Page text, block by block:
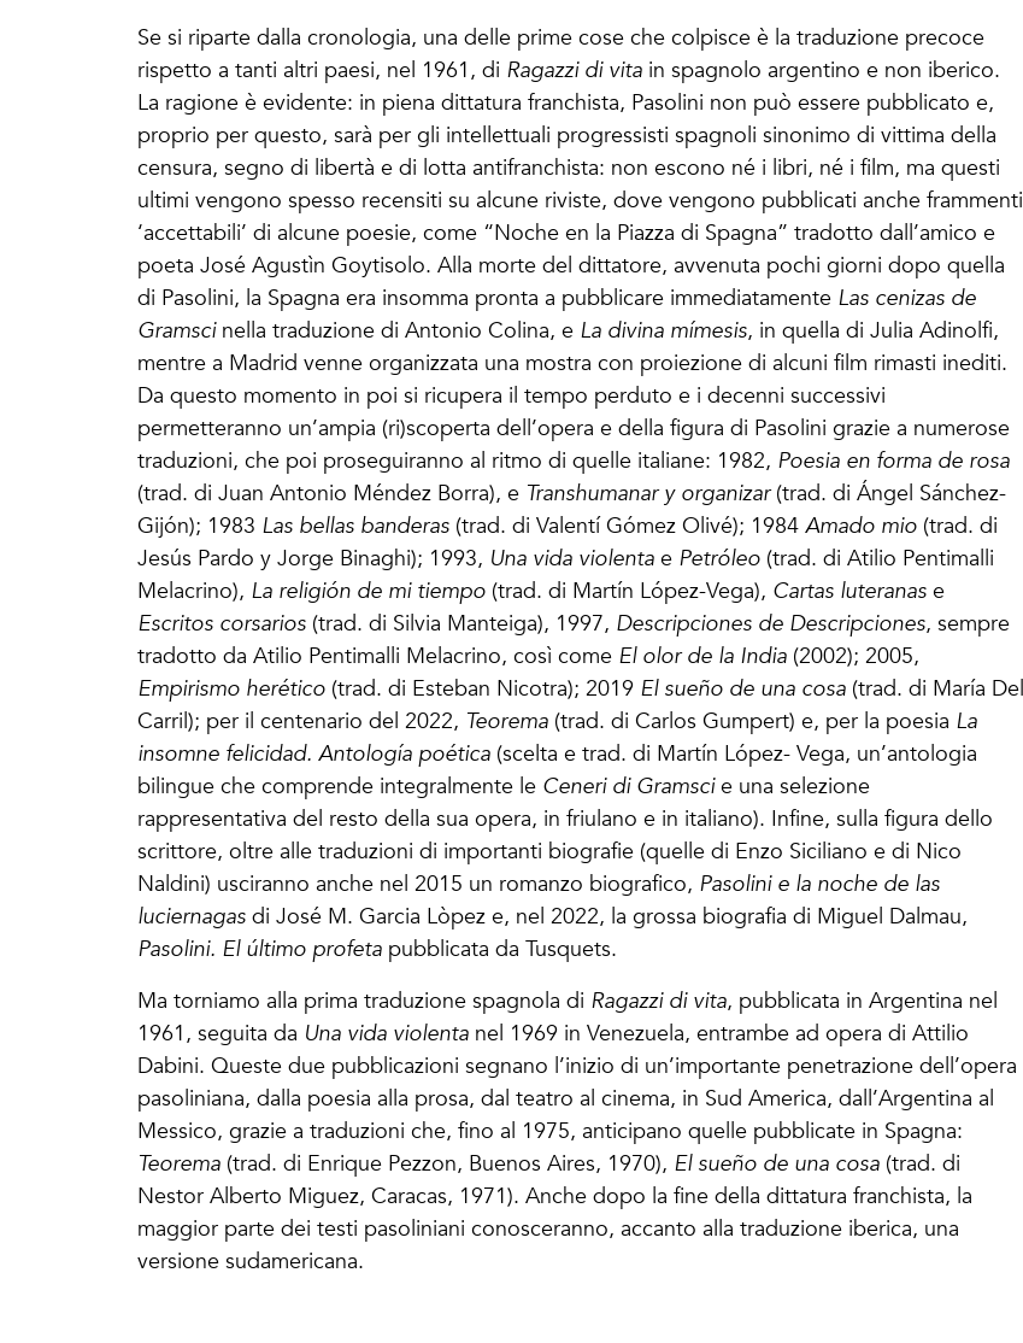
Se si riparte dalla cronologia, una delle prime cose che colpisce è la traduzione precoce
rispetto a tanti altri paesi, nel 1961, di Ragazzi di vita in spagnolo argentino e non iberico.
La ragione è evidente: in piena dittatura franchista, Pasolini non può essere pubblicato e,
proprio per questo, sarà per gli intellettuali progressisti spagnoli sinonimo di vittima della
censura, segno di libertà e di lotta antifranchista: non escono né i libri, né i film, ma questi
ultimi vengono spesso recensiti su alcune riviste, dove vengono pubblicati anche frammenti
‘accettabili’ di alcune poesie, come “Noche en la Piazza di Spagna” tradotto dall’amico e
poeta José Agustìn Goytisolo. Alla morte del dittatore, avvenuta pochi giorni dopo quella
di Pasolini, la Spagna era insomma pronta a pubblicare immediatamente Las cenizas de
Gramscinella traduzione di Antonio Colina, e La divina mímesis, in quella di Julia Adinolfi,
mentre a Madrid venne organizzata una mostra con proiezione di alcuni film rimasti inediti.
Da questo momento in poi si ricupera il tempo perduto e i decenni successivi
permetteranno un’ampia (ri)scoperta dell’opera e della figura di Pasolini grazie a numerose
traduzioni, che poi proseguiranno al ritmo di quelle italiane: 1982, Poesia en forma de rosa
(trad. di Juan Antonio Méndez Borra), e Transhumanar y organizar(trad. di Ángel Sánchez-
Gijón); 1983 Las bellas banderas (trad. di Valentí Gómez Olivé); 1984 Amado mio (trad. di
Jesús Pardo y Jorge Binaghi); 1993, Una vida violenta e Petróleo (trad. di Atilio Pentimalli
Melacrino), La religión de mi tiempo (trad. di Martín López-Vega), Cartas luteranas e
Escritos corsarios (trad. di Silvia Manteiga), 1997, Descripciones de Descripciones, sempre
tradotto da Atilio Pentimalli Melacrino, così come El olor de la India (2002); 2005,
Empirismo herético (trad. di Esteban Nicotra); 2019 El sueño de una cosa (trad. di María Del
Carril); per il centenario del 2022, Teorema (trad. di Carlos Gumpert) e, per la poesia La
insomne felicidad. Antología poética (scelta e trad. di Martín López- Vega, un’antologia
bilingue che comprende integralmente le Ceneri di Gramscie una selezione
rappresentativa del resto della sua opera, in friulano e in italiano). Infine, sulla figura dello
scrittore, oltre alle traduzioni di importanti biografie (quelle di Enzo Siciliano e di Nico
Naldini) usciranno anche nel 2015 un romanzo biografico, Pasolini e la noche de las
luciernagas di José M. Garcia Lòpez e, nel 2022, la grossa biografia di Miguel Dalmau,
Pasolini. El último profeta pubblicata da Tusquets.
Ma torniamo alla prima traduzione spagnola di Ragazzi di vita, pubblicata in Argentina nel
1961, seguita da Una vida violenta nel 1969 in Venezuela, entrambe ad opera di Attilio
Dabini. Queste due pubblicazioni segnano l’inizio di un’importante penetrazione dell’opera
pasoliniana, dalla poesia alla prosa, dal teatro al cinema, in Sud America, dall’Argentina al
Messico, grazie a traduzioni che, fino al 1975, anticipano quelle pubblicate in Spagna:
Teorema (trad. di Enrique Pezzon, Buenos Aires, 1970), El sueño de una cosa (trad. di
Nestor Alberto Miguez, Caracas, 1971). Anche dopo la fine della dittatura franchista, la
maggior parte dei testi pasoliniani conosceranno, accanto alla traduzione iberica, una
versione sudamericana.